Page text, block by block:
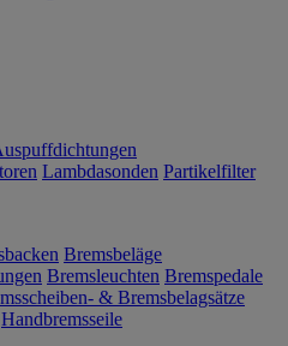
Lambdasonden Partikelfilter
Bremsbeläge
Bremsleuchten Bremspedale
& Bremsbelagsätze
Handbremsseile